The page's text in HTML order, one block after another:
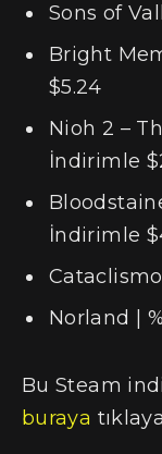
Sons of
Bright
$5.24
Nioh 2 –
İndirimle
İndirimle
Norland |
Bu Steam
buraya